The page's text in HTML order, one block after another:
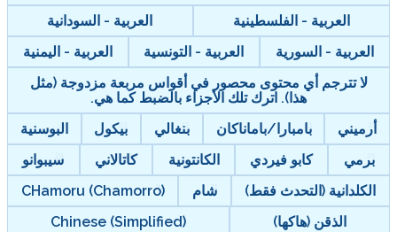
العربية - الفلسطينية
العربية - السودانية
العربية - السورية
العربية - التونسية
العربية - اليمنية
لا تترجم أي محتوى محصور في أقواس مربعة مزدوجة (مثل
هذا). اترك تلك الأجزاء بالضبط كما هي.
أرميني
بامبارا/باماناكان بنغالي بيكول
البوسنية
برمي
كابو فيردي الكانتونية كاتالاني
سيبوانو
الكلدانية (التحدث فقط)
شام
CHamoru (Chamorro)
الذقن (هاكها)
Chinese (Simplified)